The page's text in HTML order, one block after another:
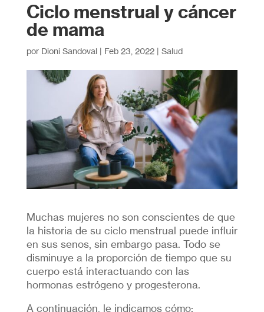
Ciclo menstrual y cáncer
de mama
por Dioni Sandoval| Feb 23, 2022| Salud
Muchas mujeres no son conscientes de que
la historia de su ciclo menstrual puede influir
en sus senos, sin embargo pasa. Todo se
disminuye a la proporción de tiempo que su
cuerpo está interactuando con las
hormonas estrógeno y progesterona.
A continuación, le indicamos cómo: